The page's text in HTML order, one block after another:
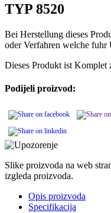
TYP 8520
Bei Herstellung dieses
oder Verfahren welche fuhr
Dieses Produkt ist Komplet
Podijeli proizvod:
Slike proizvoda na web
izgleda proizvoda.
Opis proizvoda
Specifikacija